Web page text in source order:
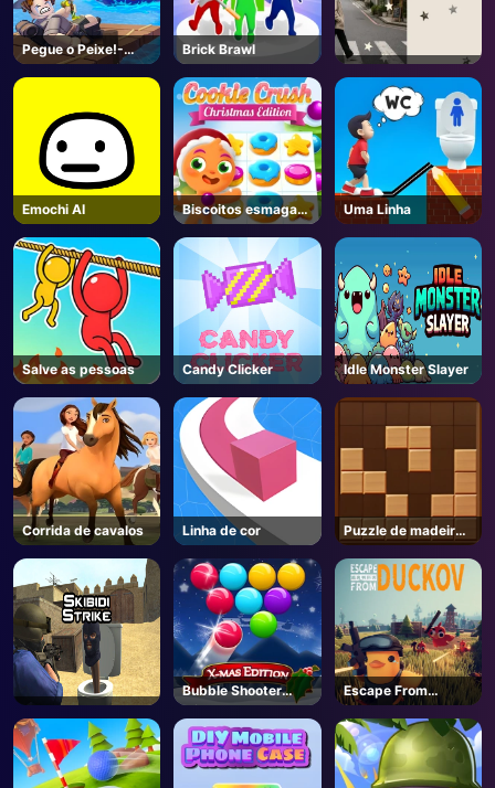
Pegue o Peixe!-
Unblocked Online
Brick Brawl
Emochi AI
Biscoitos esmagam
Natal
Uma Linha
Salve as pessoas Candy Clicker Idle Monster Slayer
Corrida de cavalos Linha de cor
Puzzle de madeira
de bloco
Bubble Shooter
Blitz
Escape From
Duckov - Steam